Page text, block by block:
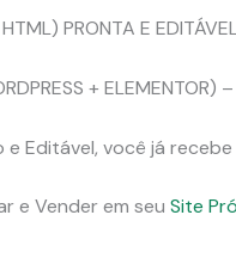
PRONTA E
+ ELEMENTOR) –
Editável, você já
e Vender em seu Site